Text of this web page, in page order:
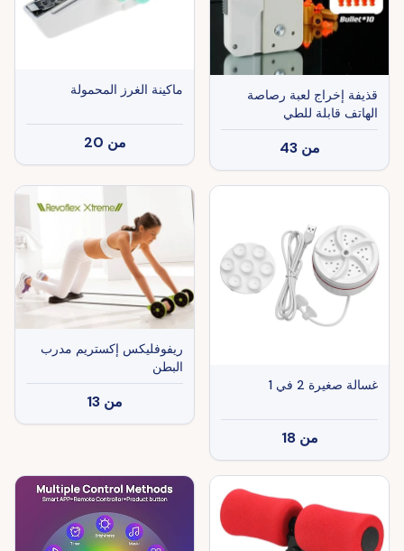
قذيفة إخراج لعبة رصاصة
الهاتف قابلة للطي
من 43
ماكينة الغرز المحمولة
من 20
غسالة صغيرة 2 في 1
من 18
ريفوفليكس إكستريم مدرب
البطن
من 13